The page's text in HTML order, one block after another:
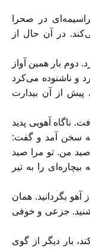
در صحرا
در آن حال از
دوم بار همين آواز
و ناشنوده می‌کرد
پيش از آن بيدارت
ناگاه آهويی پديد
به سخن آمد و گفت:
صيد من. تو مرا صيد
بیچاره‌ای را به تیر
بگردانيد. همان
جزعی و خوفی
بار ديگر از گوی